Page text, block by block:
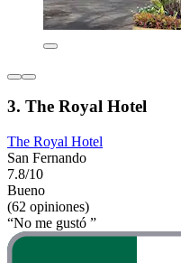
3. The Royal Hotel
The Royal Hotel
San Fernando
7.8/10
Bueno
(62 opiniones)
“No me gustó ”